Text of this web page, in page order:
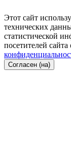
Этот сайт
технических
статистической
посетителей
Согласен (на)